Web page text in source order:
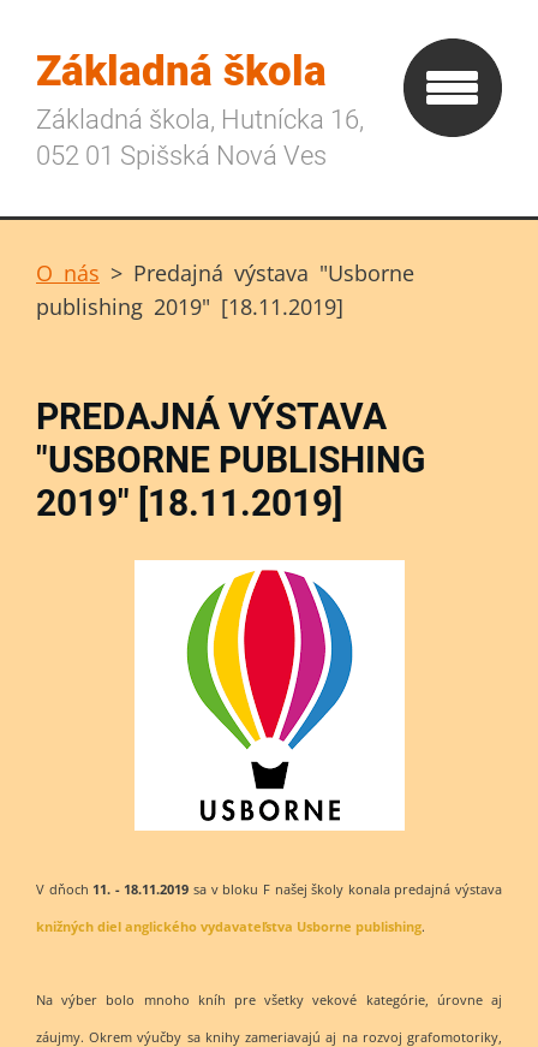
Základná škola
Základná škola, Hutnícka 16,
052 01 Spišská Nová Ves
O nás > Predajná výstava "Usborne
publishing 2019" [18.11.2019]
PREDAJNÁ VÝSTAVA
"USBORNE PUBLISHING
2019" [18.11.2019]
V dňoch 11. - 18.11.2019 sa v bloku F našej školy konala predajná výstava
knižných diel anglického vydavateľstva Usborne publishing.
Na výber bolo mnoho kníh pre všetky vekové kategórie, úrovne aj
záujmy. Okrem výučby sa knihy zameriavajú aj na rozvoj grafomotoriky,